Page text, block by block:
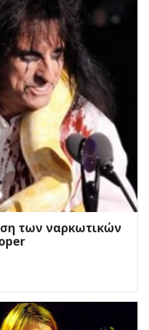
των ναρκωτικών